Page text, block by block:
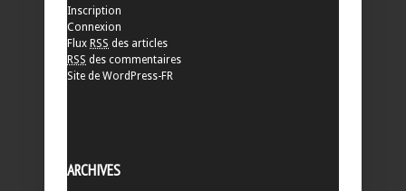
Inscription
Connexion
Flux RSS des articles
RSS des commentaires
Site de WordPress-FR
ARCHIVES